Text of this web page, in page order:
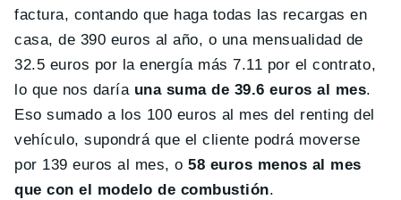
factura, contando que haga todas las recargas en
casa, de 390 euros al año, o una mensualidad de
32.5 euros por la energía más 7.11 por el contrato,
lo que nos daríauna suma de 39.6 euros al mes.
Eso sumado a los 100 euros al mes del renting del
vehículo, supondrá que el cliente podrá moverse
por 139 euros al mes, o58 euros menos al mes
que con el modelo de combustión.